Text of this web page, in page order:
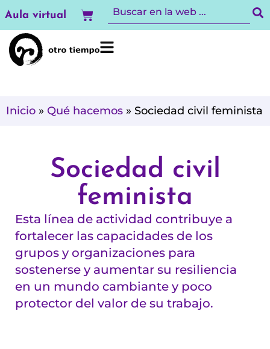
al
contenido
Aula virtual Carrito
Inicio » Qué hacemos » Sociedad civil feminista
Sociedad civil
feminista
Esta línea de actividad contribuye a
fortalecer las capacidades de los
grupos y organizaciones para
sostenerse y aumentar su resiliencia
en un mundo cambiante y poco
protector del valor de su trabajo.